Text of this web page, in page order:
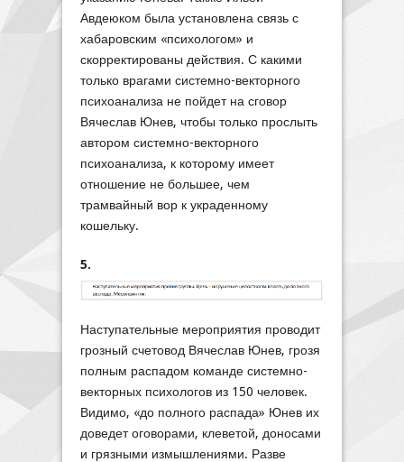
Авдеюком была установлена связь с
хабаровским «психологом» и
скорректированы действия. С какими
только врагами системно-векторного
психоанализа не пойдет на сговор
Вячеслав Юнев, чтобы только прослыть
автором системно-векторного
психоанализа, к которому имеет
отношение не большее, чем
трамвайный вор к украденному
кошельку.
5.
Наступательные мероприятия проводит
грозный счетовод Вячеслав Юнев, грозя
полным распадом команде системно-
векторных психологов из 150 человек.
Видимо, «до полного распада» Юнев их
доведет оговорами, клеветой, доносами
и грязными измышлениями. Разве